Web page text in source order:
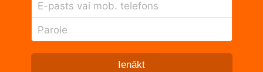
E-pasts vai mob. telefons
Parole
Ienākt